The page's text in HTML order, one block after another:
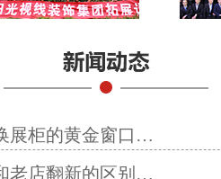
展柜的黄金窗口…
老店翻新的区别…